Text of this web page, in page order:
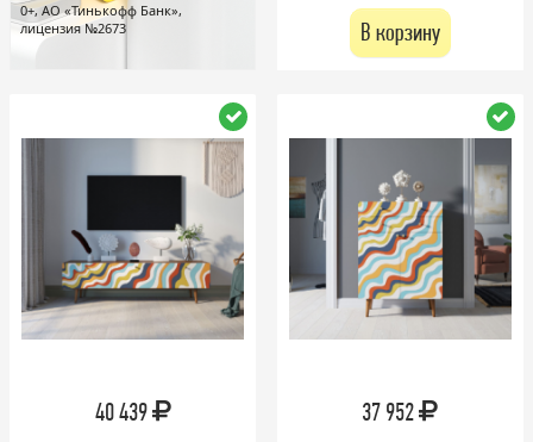
0+, АО «Тинькофф Банк»,
лицензия №2673
В корзину
40 439 37 952